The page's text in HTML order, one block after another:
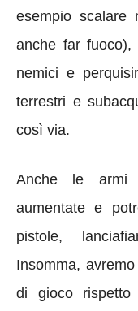
esempio scalare
anche far
nemici e
terrestri e
così via.
Anche le armi
aumentate e
pistole,
Insomma,
di gioco